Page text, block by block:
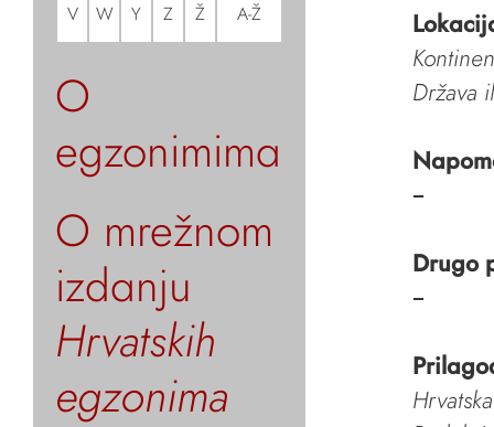
V W Y Z Ž A-Ž
O
egzonimima
O mrežnom
izdanju
Hrvatskih
egzonima
Država
–
Drugo
–